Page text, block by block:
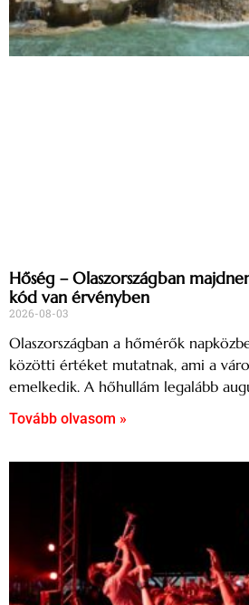
Hőség – Olaszországban
kód van érvényben
2026-08-03
Olaszországban a hőmérők
közötti értéket mutatnak, ami a
emelkedik. A hőhullám legalább
Tovább olvasom »